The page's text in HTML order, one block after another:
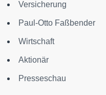
Versicherung
Paul-Otto Faßbender
Wirtschaft
Aktionär
Presseschau